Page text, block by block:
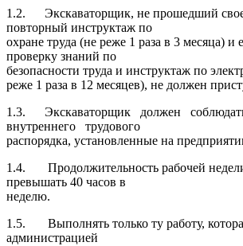
1.2.
Экскаваторщик, не прошедший
повторный инструктаж по
охране труда (не реже 1 раза в 3 месяца) и
проверку знаний по
безопасности труда и инструктаж по
реже 1 раза в 12 месяцев), не должен
1.3. Экскаваторщик должен
внутреннего трудового
распорядка, установленные на
1.4. Продолжительность рабочей
превышать 40 часов в
неделю.
1.5. Выполнять только ту работу,
администрацией